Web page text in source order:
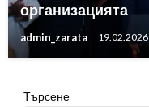
организацията
admin_zarata 19.02.2026
Търсене